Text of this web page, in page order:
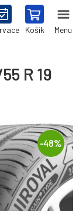
Košík Menu
R 19
-48%